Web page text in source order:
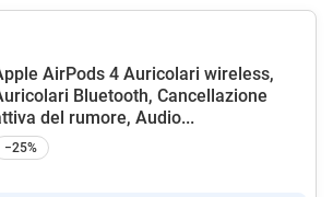
AirPods 4 Auricolari wireless,
Bluetooth, Cancellazione
del rumore, Audio...
−25%